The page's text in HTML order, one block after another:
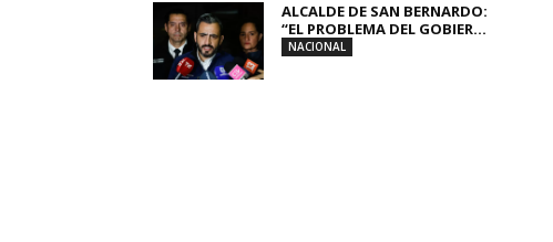
ALCALDE DE SAN BERNARDO:
“EL PROBLEMA DEL GOBIER...
NACIONAL